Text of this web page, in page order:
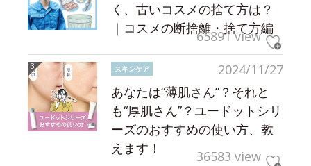
く、古いコスメの捨て方は？
｜コスメの断捨離・捨て方編
65891 view
2024/11/27
スキンケア
あなたは“薄肌さん”？それと
も“厚肌さん”？ユードットシリ
ーズのおすすめの使い方、教
えます！
36583 view